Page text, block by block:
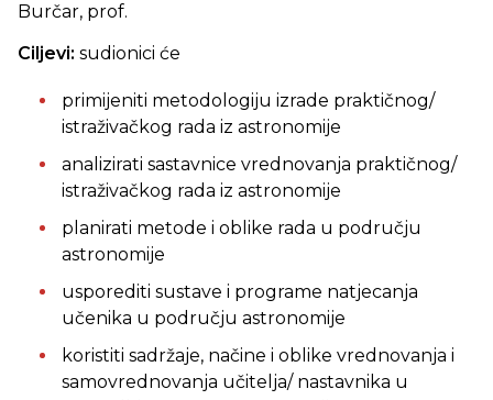
Burčar, prof.
Ciljevi: sudionici će
primijeniti metodologiju izrade praktičnog/
istraživačkog rada iz astronomije
analizirati sastavnice vrednovanja praktičnog/
istraživačkog rada iz astronomije
planirati metode i oblike rada u području
astronomije
usporediti sustave i programe natjecanja
učenika u području astronomije
koristiti sadržaje, načine i oblike vrednovanja i
samovrednovanja učitelja/ nastavnika u